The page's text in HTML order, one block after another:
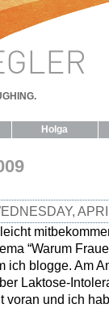
Holga
“Warum
ich blogge. Am
Laktose-
voran und ich